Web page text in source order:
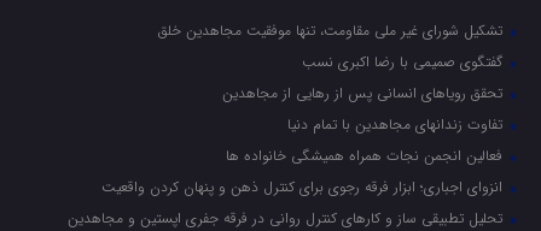
تشکیل شورای غیر ملی مقاومت، تنها موفقیت مجاهدین خلق
گفتگوی صمیمی با رضا اکبری نسب
تحقق رویاهای انسانی پس از رهایی از مجاهدین
تفاوت زندانهای مجاهدین با تمام دنیا
فعالین انجمن نجات همراه همیشگی خانواده ها
انزوای اجباری؛ ابزار فرقه رجوی برای کنترل ذهن و پنهان کردن واقعیت
تحلیل تطبیقی ساز و کارهای کنترل روانی در فرقه جفری اپستین و مجاهدین